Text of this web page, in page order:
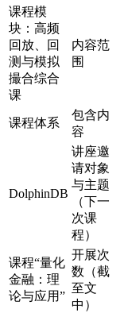
课程模
块：高频
回放、回
测与模拟
撮合综合
课
内容范
围
课程体系
包含内
容
DolphinDB
讲座邀
请对象
与主题
（下一
次课
程）
课程“量化
金融：理
论与应用”
开展次
数（截
至文
中）